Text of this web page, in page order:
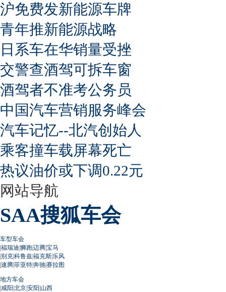
沪免费发新能源车牌
青年推新能源战略
日系车在华销量受挫
交警查酒驾可拆车窗
酒驾者不准考公务员
中国汽车营销服务峰会
汽车记忆--北汽创始人
乘客撞车载屏幕死亡
热议油价或下调0.22元
网站导航
SAA搜狐车会
车型车会
|福瑞迪|狮跑|迈腾|宝马
|别克|科鲁兹|福克斯|乐风
|速腾|菲亚特|奔驰|赛拉图
地方车会
|咸阳|北京|安阳|山西